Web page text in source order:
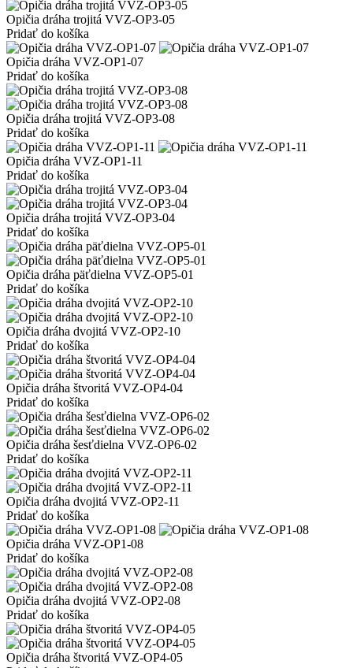
Opičia dráha trojitá VVZ-OP3-05
Pridať do košíka
Opičia dráha VVZ-OP1-07
Pridať do košíka
Opičia dráha trojitá VVZ-OP3-08
Pridať do košíka
Opičia dráha VVZ-OP1-11
Pridať do košíka
Opičia dráha trojitá VVZ-OP3-04
Pridať do košíka
Opičia dráha päťdielna VVZ-OP5-01
Pridať do košíka
Opičia dráha dvojitá VVZ-OP2-10
Pridať do košíka
Opičia dráha štvoritá VVZ-OP4-04
Pridať do košíka
Opičia dráha šesťdielna VVZ-OP6-02
Pridať do košíka
Opičia dráha dvojitá VVZ-OP2-11
Pridať do košíka
Opičia dráha VVZ-OP1-08
Pridať do košíka
Opičia dráha dvojitá VVZ-OP2-08
Pridať do košíka
Opičia dráha štvoritá VVZ-OP4-05